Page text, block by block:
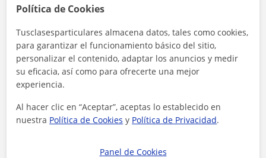
Política de Cookies
Tusclasesparticulares almacena datos, tales como cookies,
para garantizar el funcionamiento básico del sitio,
personalizar el contenido, adaptar los anuncios y medir
su eficacia, así como para ofrecerte una mejor
experiencia.
Al hacer clic en “Aceptar”, aceptas lo establecido en
nuestra Política de Cookies y Política de Privacidad.
Panel de Cookies